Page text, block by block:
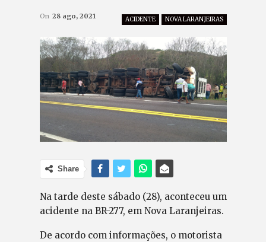
ACIDENTE NOVA LARANJEIRAS
On 28 ago, 2021
Share
Na tarde deste sábado (28), aconteceu um
acidente na BR-277, em Nova Laranjeiras.
De acordo com informações, o motorista